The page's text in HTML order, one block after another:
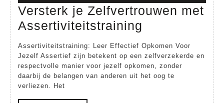
juli
2026
Versterk je Zelfvertrouwen met
Assertiviteitstraining
je
met
Assertiviteitstraining: Leer Effectief Opkomen Voor
Jezelf Assertief zijn betekent op een zelfverzekerde en
respectvolle manier voor jezelf opkomen, zonder
daarbij de belangen van anderen uit het oog te
verliezen. Het